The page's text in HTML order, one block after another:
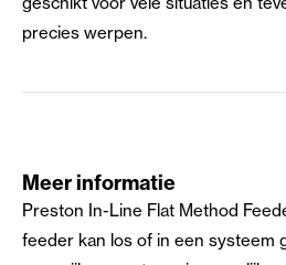
precies werpen.
Meer informatie
Preston In-Line Flat Method
feeder kan los of in een systeem